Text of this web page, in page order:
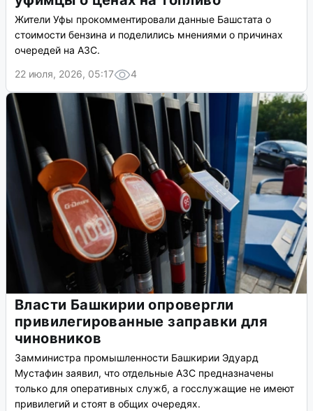
Жители Уфы прокомментировали данные Башстата о
стоимости бензина и поделились мнениями о причинах
очередей на АЗС.
22 июля, 2026, 05:17
4
Власти Башкирии опровергли
привилегированные заправки для
чиновников
Замминистра промышленности Башкирии Эдуард
Мустафин заявил, что отдельные АЗС предназначены
только для оперативных служб, а госслужащие не имеют
привилегий и стоят в общих очередях.